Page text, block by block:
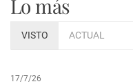
Lo más
VISTO ACTUAL
17/7/26